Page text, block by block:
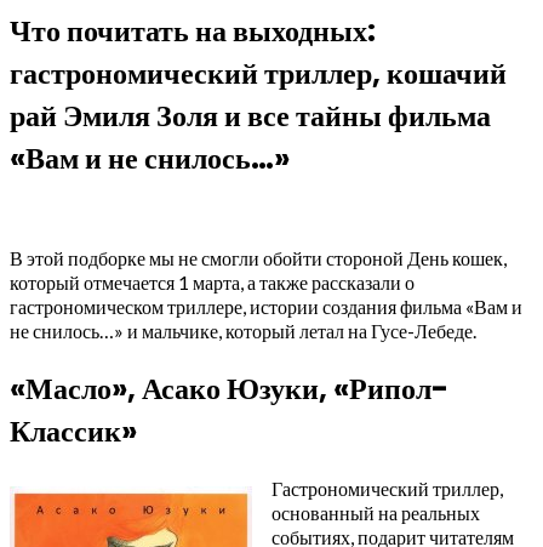
Что почитать на выходных:
гастрономический триллер, кошачий
рай Эмиля Золя и все тайны фильма
«Вам и не снилось…»
В этой подборке мы не смогли обойти стороной День кошек,
который отмечается 1 марта, а также рассказали о
гастрономическом триллере, истории создания фильма «Вам и
не снилось…» и мальчике, который летал на Гусе-Лебеде.
«Масло», Асако Юзуки, «Рипол-
Классик»
Гастрономический триллер,
основанный на реальных
событиях, подарит читателям